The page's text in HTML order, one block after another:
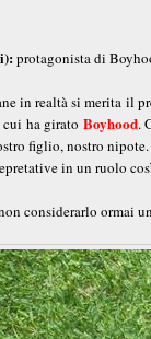
protagonista di
in realtà si merita il
ha girato Boyhood.
figlio, nostro nipote.
in un ruolo
considerarlo ormai